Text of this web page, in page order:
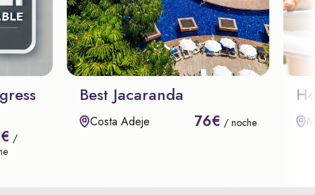
/
Best Jacaranda
Costa Adeje 76€ / noche